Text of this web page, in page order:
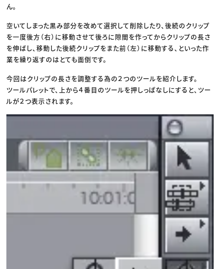
ん。
空いてしまった黒み部分を改めて選択して削除したり、後続のクリップ
を一度後方（右）に移動させて後ろに隙間を作ってからクリップの長さ
を伸ばし、移動した後続クリップをまた前（左）に移動する、といった作
業を繰り返すのはとても面倒です。
今回はクリップの長さを調整する為の２つのツールを紹介します。
ツールパレットで、上から４番目のツールを押しっぱなしにすると、ツー
ルが２つ表示されます。